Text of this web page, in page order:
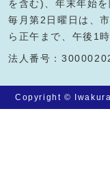
を含む)、年末年始を
毎月第2日曜日は、
ら正午まで、午後1
法人番号：
Copyright ©